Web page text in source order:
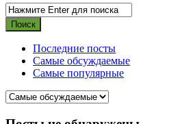
Последние посты
Самые обсуждаемые
Самые популярные